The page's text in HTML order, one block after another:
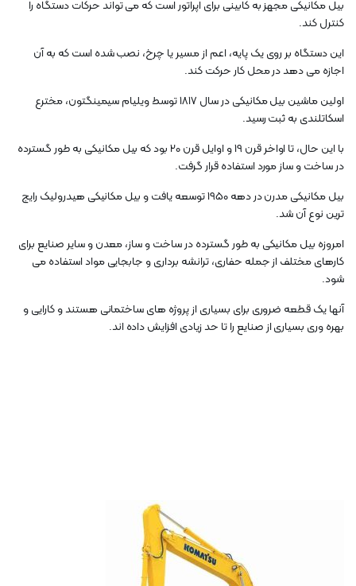
بیل مکانیکی مجهز به کابینی برای اپراتور است که می تواند حرکات دستگاه را
کنترل کند.
این دستگاه بر روی یک پایه، اعم از مسیر یا چرخ، نصب شده است که به آن
اجازه می دهد در محل کار حرکت کند.
اولین ماشین بیل مکانیکی در سال 1817 توسط ویلیام سیمینگتون، مخترع
اسکاتلندی به ثبت رسید.
با این حال، تا اواخر قرن 19 و اوایل قرن 20 بود که بیل مکانیکی به طور گسترده
در ساخت و ساز مورد استفاده قرار گرفت.
بیل مکانیکی مدرن در دهه 1950 توسعه یافت و بیل مکانیکی هیدرولیک رایج
ترین نوع آن شد.
امروزه بیل مکانیکی به طور گسترده در ساخت و ساز، معدن و سایر صنایع برای
کارهای مختلف از جمله حفاری، ترانشه برداری و جابجایی مواد استفاده می
شود.
آنها یک قطعه ضروری برای بسیاری از پروژه های ساختمانی هستند و کارایی و
بهره وری بسیاری از صنایع را تا حد زیادی افزایش داده اند.